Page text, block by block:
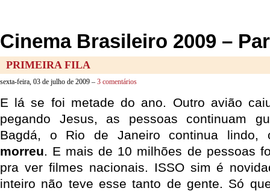
Cinema Brasileiro 2009 –
PRIMEIRA FILA
sexta-feira, 03 de julho de 2009 – 3 comentários
E lá se foi metade do ano. Outro avião
pegando Jesus, as pessoas continuam
Bagdá, o Rio de Janeiro continua
morreu. E mais de 10 milhões de pessoas
pra ver filmes nacionais. ISSO sim é
inteiro não teve esse tanto de gente. Só